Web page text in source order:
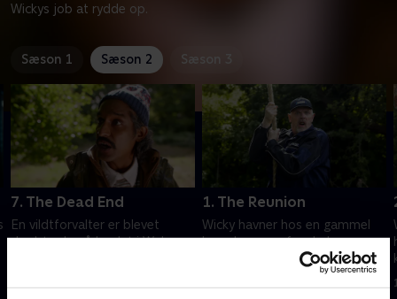
Wickys job at rydde op.
Sæson 1 Sæson 2 Sæson 3
7. The Dead End
En vildtforvalter er blevet
dræbt ude på landet i Wales.
1. The Reunion
Wicky havner hos en gammel
barndomsven fra skolen, som
det viser sig, har klaret sig